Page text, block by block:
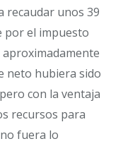
recaudar unos 39
por el impuesto
neto hubiera sido
con la ventaja
recursos para
fuera lo